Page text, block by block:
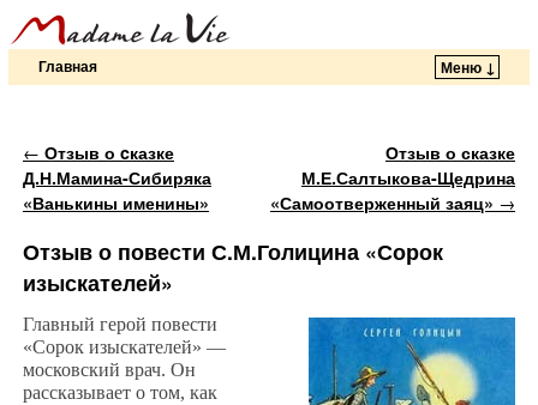
Главная Меню ↓
Навигация по записям
← Отзыв о cказке
Д.Н.Мамина-Сибиряка
«Ванькины именины»
Отзыв о сказке
М.Е.Салтыкова-Щедрина
«Самоотверженный заяц» →
Отзыв о повести С.М.Голицина «Сорок
изыскателей»
Главный герой повести
«Сорок изыскателей» —
московский врач. Он
рассказывает о том, как